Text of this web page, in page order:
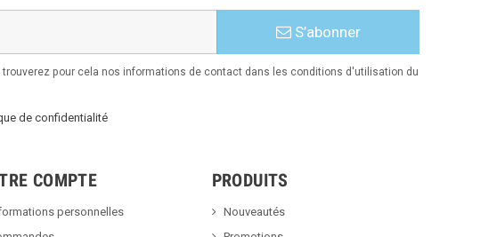
S’abonner
pour cela nos informations de contact dans les conditions d'utilisation du
de confidentialité
COMPTE
personnelles
PRODUITS
Nouveautés